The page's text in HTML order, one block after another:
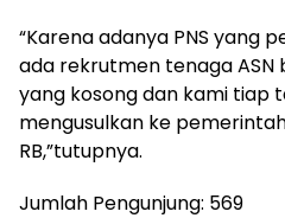
“Karena adanya PNS yang
ada rekrutmen tenaga ASN
yang kosong dan kami tiap
mengusulkan ke
RB,”tutupnya.
Jumlah Pengunjung: 569